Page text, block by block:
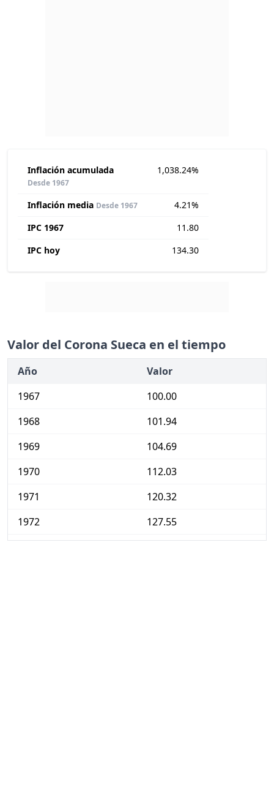
Inflación acumulada
Desde 1967
1,038.24%
Inflación media Desde 1967
4.21%
IPC 1967
11.80
IPC hoy
134.30
Valor del Corona Sueca en el tiempo
Año
Valor
1967
100.00
1968
101.94
1969
104.69
1970
112.03
1971
120.32
1972
127.55